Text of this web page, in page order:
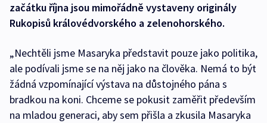
začátku října jsou mimořádně vystaveny originály
Rukopisů královédvorského a zelenohorského.
„Nechtěli jsme Masaryka představit pouze jako politika,
ale podívali jsme se na něj jako na člověka. Nemá to být
žádná vzpomínající výstava na důstojného pána s
bradkou na koni. Chceme se pokusit zaměřit především
na mladou generaci, aby sem přišla a zkusila Masaryka